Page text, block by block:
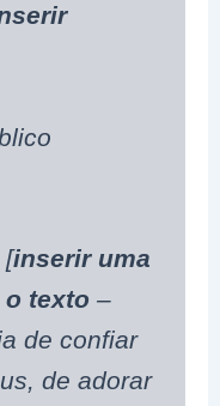
[inserir uma
o texto –
de confiar
de adorar